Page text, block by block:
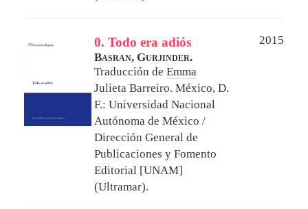
0. Todo era adiós
2015
Basran, Gurjinder.
Traducción de Emma
Julieta Barreiro. México, D.
F.: Universidad Nacional
Autónoma de México /
Dirección General de
Publicaciones y Fomento
Editorial [UNAM]
(Ultramar).